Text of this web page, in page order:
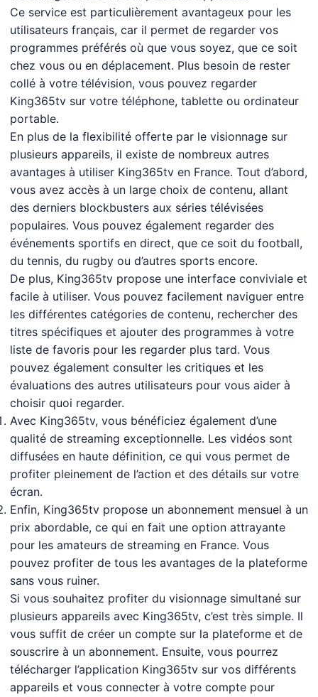
Ce service est particulièrement avantageux pour les
utilisateurs français, car il permet de regarder vos
programmes préférés où que vous soyez, que ce soit
chez vous ou en déplacement. Plus besoin de rester
collé à votre télévision, vous pouvez regarder
King365tv sur votre téléphone, tablette ou ordinateur
portable.
En plus de la flexibilité offerte par le visionnage sur
plusieurs appareils, il existe de nombreux autres
avantages à utiliser King365tv en France. Tout d’abord,
vous avez accès à un large choix de contenu, allant
des derniers blockbusters aux séries télévisées
populaires. Vous pouvez également regarder des
événements sportifs en direct, que ce soit du football,
du tennis, du rugby ou d’autres sports encore.
De plus, King365tv propose une interface conviviale et
facile à utiliser. Vous pouvez facilement naviguer entre
les différentes catégories de contenu, rechercher des
titres spécifiques et ajouter des programmes à votre
liste de favoris pour les regarder plus tard. Vous
pouvez également consulter les critiques et les
évaluations des autres utilisateurs pour vous aider à
choisir quoi regarder.
Avec King365tv, vous bénéficiez également d’une
qualité de streaming exceptionnelle. Les vidéos sont
diffusées en haute définition, ce qui vous permet de
profiter pleinement de l’action et des détails sur votre
écran.
Enfin, King365tv propose un abonnement mensuel à un
prix abordable, ce qui en fait une option attrayante
pour les amateurs de streaming en France. Vous
pouvez profiter de tous les avantages de la plateforme
sans vous ruiner.
Si vous souhaitez profiter du visionnage simultané sur
plusieurs appareils avec King365tv, c’est très simple. Il
vous suffit de créer un compte sur la plateforme et de
souscrire à un abonnement. Ensuite, vous pourrez
télécharger l’application King365tv sur vos différents
appareils et vous connecter à votre compte pour